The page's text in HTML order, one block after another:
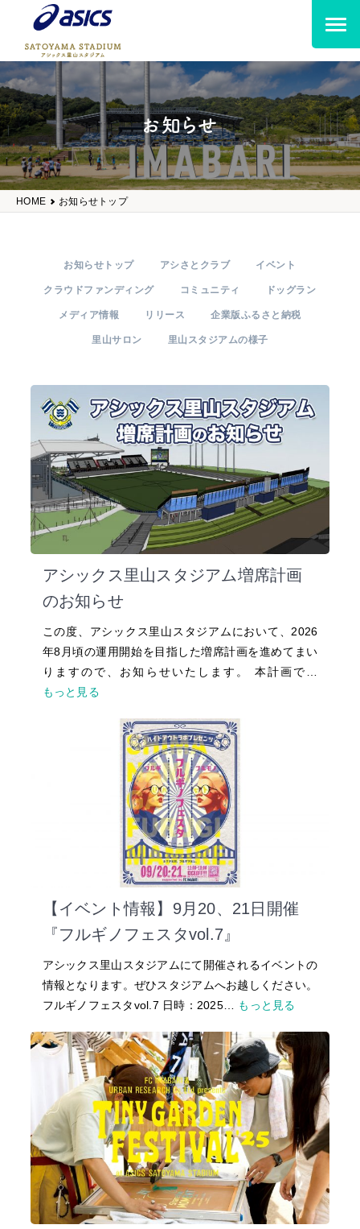
お知らせ
HOME お知らせトップ
お知らせトップ アシさとクラブ イベント
クラウドファンディング コミュニティ ドッグラン
メディア情報 リリース 企業版ふるさと納税
里山サロン 里山スタジアムの様子
アシックス里山スタジアム増席計画
のお知らせ
この度、アシックス里山スタジアムにおいて、2026
年8月頃の運用開始を目指した増席計画を進めてまい
りますので、お知らせいたします。 本計画で…
もっと見る
【イベント情報】9月20、21日開催
『フルギノフェスタvol.7』
アシックス里山スタジアムにて開催されるイベントの
情報となります。ぜひスタジアムへお越しください。
フルギノフェスタvol.7 日時：2025…
もっと見る